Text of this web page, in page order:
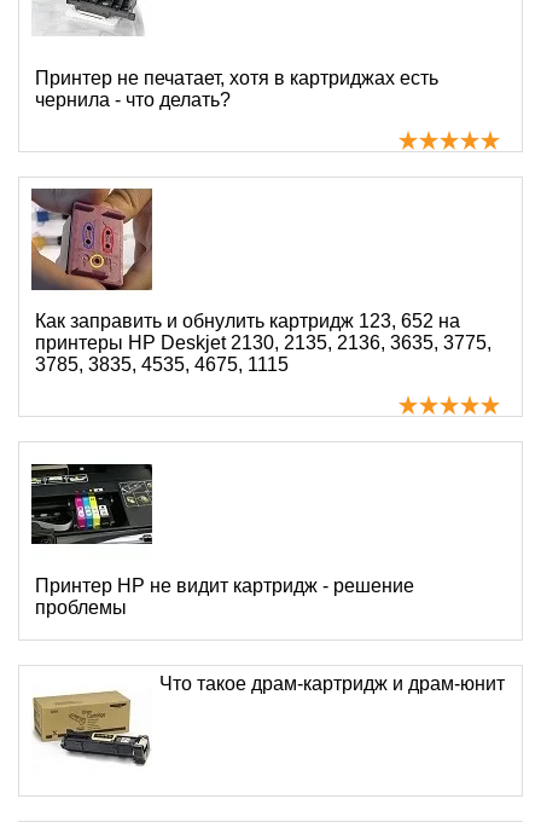
Принтер не печатает, хотя в картриджах есть
чернила - что делать?
Как заправить и обнулить картридж 123, 652 на
принтеры HP Deskjet 2130, 2135, 2136, 3635, 3775,
3785, 3835, 4535, 4675, 1115
Принтер HP не видит картридж - решение
проблемы
Что такое драм-картридж и драм-юнит